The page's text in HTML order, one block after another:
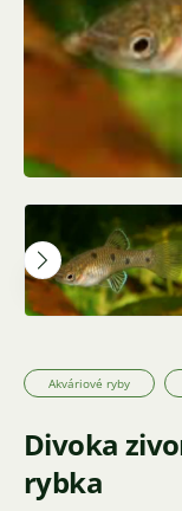
Akváriové ryby
Divoka
rybka